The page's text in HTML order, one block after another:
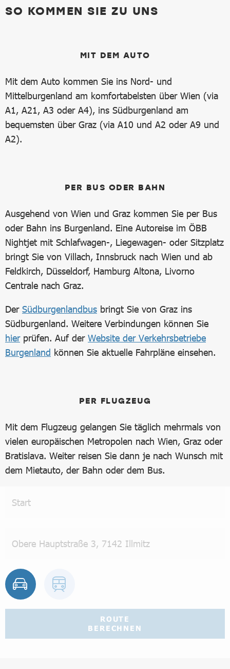
SO KOMMEN SIE ZU UNS
MIT DEM AUTO
Mit dem Auto kommen Sie ins Nord- und
Mittelburgenland am komfortabelsten über Wien (via
A1, A21, A3 oder A4), ins Südburgenland am
bequemsten über Graz (via A10 und A2 oder A9 und
A2).
PER BUS ODER BAHN
Ausgehend von Wien und Graz kommen Sie per Bus
oder Bahn ins Burgenland. Eine Autoreise im ÖBB
Nightjet mit Schlafwagen-, Liegewagen- oder Sitzplatz
bringt Sie von Villach, Innsbruck nach Wien und ab
Feldkirch, Düsseldorf, Hamburg Altona, Livorno
Centrale nach Graz.
Der Südburgenlandbus bringt Sie von Graz ins
Südburgenland. Weitere Verbindungen können Sie
hierprüfen. Auf der Website der Verkehrsbetriebe
Burgenland können Sie aktuelle Fahrpläne einsehen.
PER FLUGZEUG
Mit dem Flugzeug gelangen Sie täglich mehrmals von
vielen europäischen Metropolen nach Wien, Graz oder
Bratislava. Weiter reisen Sie dann je nach Wunsch mit
dem Mietauto, der Bahn oder dem Bus.
ROUTE
BERECHNEN